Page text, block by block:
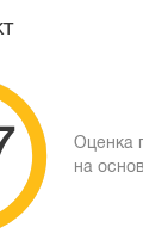
Оценка
на